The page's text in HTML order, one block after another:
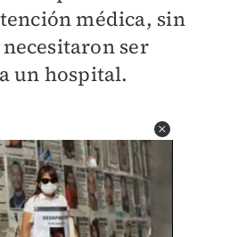
médica, sin
ser
un hospital.